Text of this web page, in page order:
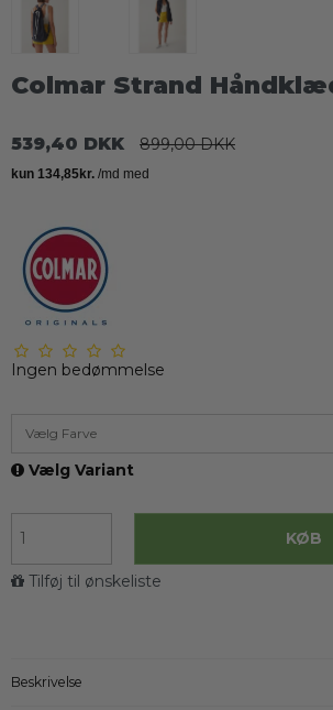
Colmar Strand
539,40 DKK 899,00 DKK
Ingen bedømmelse
Vælg Farve
Vælg Variant
KØB
Tilføj til ønskeliste
Beskrivelse